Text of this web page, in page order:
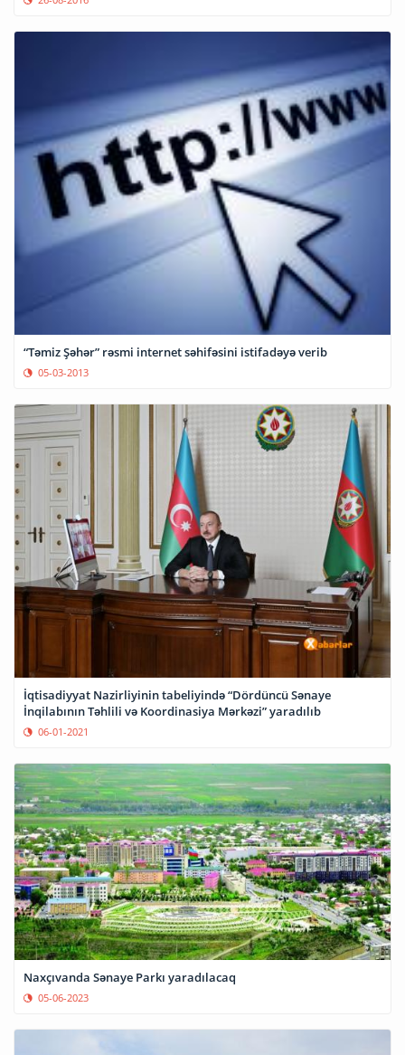
“Təmiz Şəhər” rəsmi internet səhifəsini istifadəyə verib
05-03-2013
İqtisadiyyat Nazirliyinin tabeliyində “Dördüncü Sənaye
İnqilabının Təhlili və Koordinasiya Mərkəzi” yaradılıb
06-01-2021
Naxçıvanda Sənaye Parkı yaradılacaq
05-06-2023